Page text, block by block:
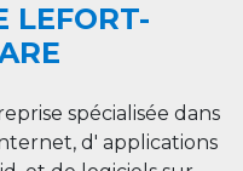
LEFORT-
spécialisée dans
d' applications